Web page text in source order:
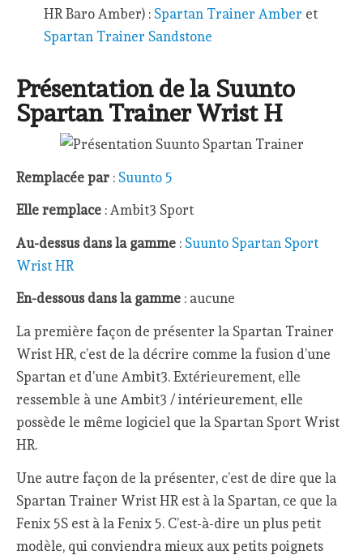
HR Baro Amber) : Spartan Trainer Amber et
Spartan Trainer Sandstone
Présentation de la Suunto
Spartan Trainer Wrist H
Remplacée par : Suunto 5
Elle remplace : Ambit3 Sport
Au-dessus dans la gamme : Suunto Spartan Sport
Wrist HR
En-dessous dans la gamme : aucune
La première façon de présenter la Spartan Trainer
Wrist HR, c’est de la décrire comme la fusion d’une
Spartan et d’une Ambit3. Extérieurement, elle
ressemble à une Ambit3 / intérieurement, elle
possède le même logiciel que la Spartan Sport Wrist
HR.
Une autre façon de la présenter, c’est de dire que la
Spartan Trainer Wrist HR est à la Spartan, ce que la
Fenix 5S est à la Fenix 5. C’est-à-dire un plus petit
modèle, qui conviendra mieux aux petits poignets